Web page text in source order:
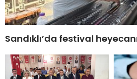
Sandıklı’da festival